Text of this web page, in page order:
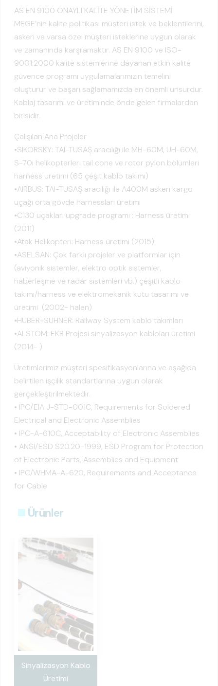
AS EN 9100 ONAYLI KALİTE YÖNETİM SİSTEMİ
MEGE’nin kalite politikası müşteri istek ve beklentilerini,
askeri ve varsa özel müşteri isteklerine uygun olarak
ve zamanında karşılamaktır. AS EN 9100 ve ISO-
9001:2000 kalite sistemlerine dayanan etkin kalite
güvence programı uygulamalarımızın temelini
oluşturur ve başarı sağlamamızda en önemli unsurdur.
Kablaj tasarımı ve üretiminde önde gelen firmalardan
birisidir.
Çalışılan Ana Projeler
•SIKORSKY: TAI-TUSAŞ aracılığı ile MH-60M, UH-60M,
S-70i helikopterleri tail cone ve rotor pylon bölümleri
harness üretimi (65 çeşit kablo takımı)
•AIRBUS: TAI-TUSAŞ aracılığı ile A400M askeri kargo
uçağı orta gövde harnessları üretimi
•C130 uçakları upgrade programı : Harness üretimi
(2011)
•Atak Helikopteri: Harness üretimi (2015)
•ASELSAN: Çok farklı projeler ve platformlar için
(aviyonik sistemler, elektro optik sistemler,
haberleşme ve radar sistemleri vb.) çeşitli kablo
takımı/harness ve elektromekanik kutu tasarımı ve
üretimi (2002- halen)
•HUBER+SUHNER: Railway System kablo takımları
•ALSTOM: EKB Projesi sinyalizasyon kabloları üretimi
(2014- )
Üretimlerimiz müşteri spesifikasyonlarına ve aşağıda
belirtilen işçilik standartlarına uygun olarak
gerçekleştirilmektedir.
• IPC/EIA J-STD-001C, Requirements for Soldered
Electrical and Electronic Assemblies
• IPC-A-610C, Acceptability of Electronic Assemblies
• ANSI/ESD S20.20-1999, ESD Program for Protection
of Electronic Parts, Assemblies and Equipment
• IPC/WHMA-A-620, Requirements and Acceptance
for Cable
Ürünler
Sinyalizasyon Kablo
Üretimi